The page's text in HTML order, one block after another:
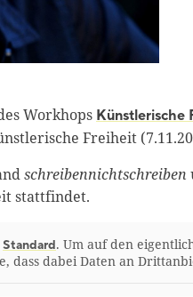
Workhops Künstlerische
Freiheit
schreibennichtschreiben
stattfindet.
Standard. Um auf den
dass dabei Daten an